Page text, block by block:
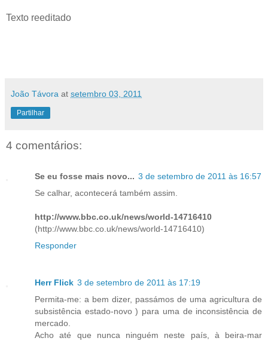
Texto reeditado
João Távora at setembro 03, 2011
Partilhar
4 comentários:
Se eu fosse mais novo... 3 de setembro de 2011 às 16:57
Se calhar, acontecerá também assim.
http://www.bbc.co.uk/news/world-14716410
(http://www.bbc.co.uk/news/world-14716410)
Responder
Herr Flick 3 de setembro de 2011 às 17:19
Permita-me: a bem dizer, passámos de uma agricultura de
subsistência estado-novo ) para uma de inconsistência de
mercado.
Acho até que nunca ninguém neste país, à beira-mar